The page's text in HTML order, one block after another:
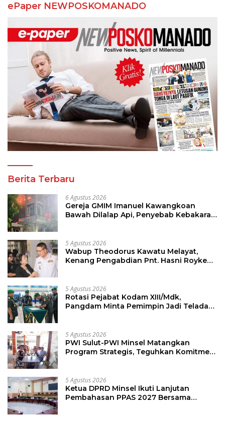
ePaper NEWPOSKOMANADO
Berita Terbaru
6 Agustus 2026
Gereja GMIM Imanuel Kawangkoan
Bawah Dilalap Api, Penyebab Kebakaran
5 Agustus 2026
Wabup Theodorus Kawatu Melayat,
Kenang Pengabdian Pnt. Hasni Royke
5 Agustus 2026
Rotasi Pejabat Kodam XIII/Mdk,
Pangdam Minta Pemimpin Jadi Teladan
5 Agustus 2026
PWI Sulut-PWI Minsel Matangkan
Program Strategis, Teguhkan Komitmen
5 Agustus 2026
Ketua DPRD Minsel Ikuti Lanjutan
Pembahasan PPAS 2027 Bersama